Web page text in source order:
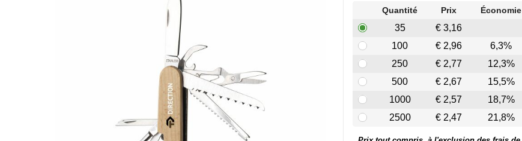
Quantité Prix Économie
35
€ 3,16
100
€ 2,96
6,3%
250
€ 2,77
12,3%
500
€ 2,67
15,5%
1000
€ 2,57
18,7%
2500
€ 2,47 21,8%